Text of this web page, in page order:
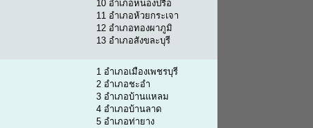
10 อำเภอหนองปรือ
11 อำเภอห้วยกระเจา
12 อำเภอทองผาภูมิ
13 อำเภอสังขละบุรี
1 อำเภอเมืองเพชรบุรี
2 อำเภอชะอำ
3 อำเภอบ้านแหลม
4 อำเภอบ้านลาด
5 อำเภอท่ายาง